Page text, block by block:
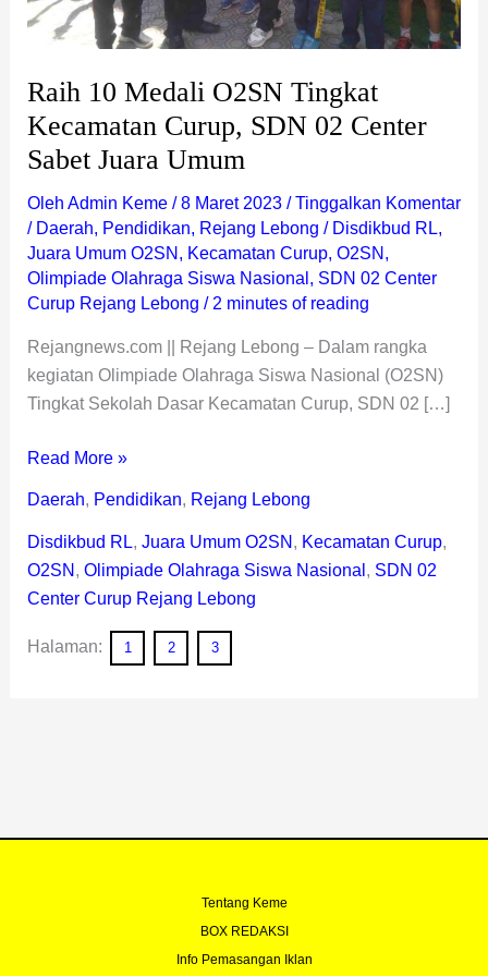
Raih 10 Medali O2SN Tingkat
Kecamatan Curup, SDN 02 Center
Sabet Juara Umum
Oleh Admin Keme /8 Maret 2023 /Tinggalkan Komentar
/ Daerah, Pendidikan, Rejang Lebong / Disdikbud RL,
Juara Umum O2SN , Kecamatan Curup, O2SN ,
Olimpiade Olahraga Siswa Nasional , SDN 02 Center
Curup Rejang Lebong / 2 minutes of reading
Rejangnews.com || Rejang Lebong – Dalam rangka
kegiatan Olimpiade Olahraga Siswa Nasional (O2SN)
Tingkat Sekolah Dasar Kecamatan Curup, SDN 02 […]
Sabet
Read More »
Daerah, Pendidikan, Rejang Lebong
Disdikbud RL, Juara Umum O2SN , Kecamatan Curup,
O2SN , Olimpiade Olahraga Siswa Nasional , SDN 02
Center Curup Rejang Lebong
Halaman: 1 2 3
Tentang Keme
BOX REDAKSI
Info Pemasangan Iklan